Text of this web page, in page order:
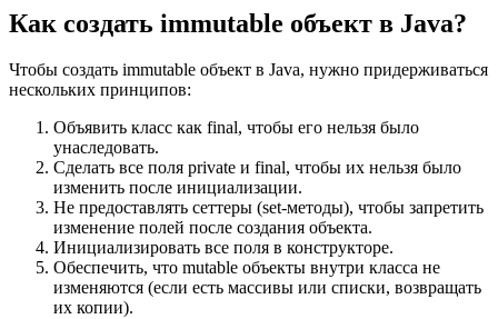
Как создать immutable объект в Java?
Чтобы создать immutable объект в Java, нужно придерживаться
нескольких принципов:
Объявить класс как final, чтобы его нельзя было
унаследовать.
Сделать все поля private и final, чтобы их нельзя было
изменить после инициализации.
Не предоставлять сеттеры (set-методы), чтобы запретить
изменение полей после создания объекта.
Инициализировать все поля в конструкторе.
Обеспечить, что mutable объекты внутри класса не
изменяются (если есть массивы или списки, возвращать
их копии).